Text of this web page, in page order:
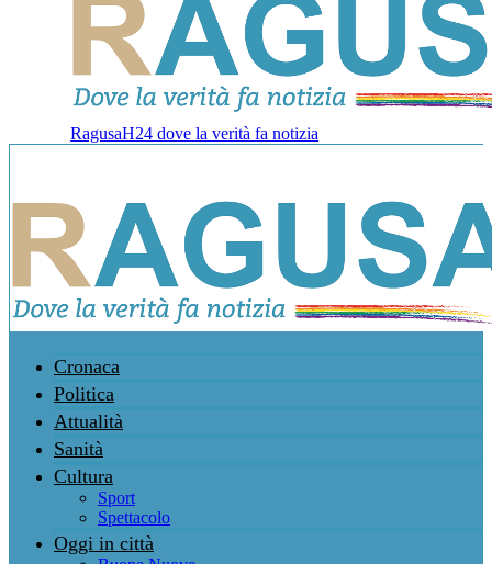
RagusaH24 dove la verità fa notizia
Cronaca
Politica
Attualità
Sanità
Cultura
Sport
Spettacolo
Oggi in città